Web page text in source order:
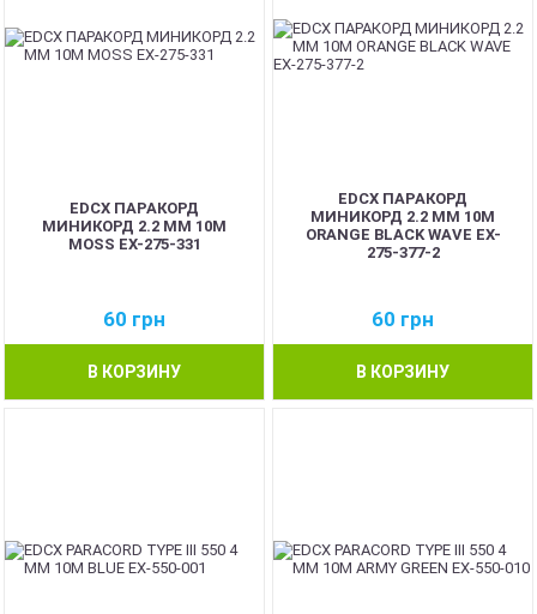
EDCX ПАРАКОРД
МИНИКОРД 2.2 ММ 10М
MOSS EX-275-331
60 грн
В КОРЗИНУ
EDCX ПАРАКОРД
МИНИКОРД 2.2 ММ 10М
ORANGE BLACK WAVE EX-
275-377-2
60 грн
В КОРЗИНУ